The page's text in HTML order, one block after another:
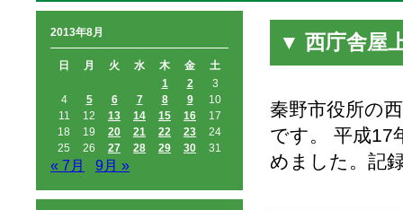
2013年8月
日 月 火 水 木 金
土
1
2
3
4
5 6 7 8 9
10
11
12 13 14 15 16
17
18
19 20 21 22 23
24
25
26 27 28 29 30 31
« 7月 9月 »
▼ 西庁舎屋
秦野市役所の
です。 平成17
めました。記